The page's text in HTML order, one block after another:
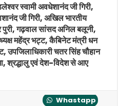
स्वामी अवधेशानंद जी गिरी,
जी गिरी, अखिल भारतीय
पुरी, गढ़वाल सांसद अनिल बलूनी,
महेंद्र भट्ट, कैबिनेट मंत्री धन
उपजिलाधिकारी चतर सिंह चौहान
श्रद्धालु एवं देश-विदेश से आए
Whastapp